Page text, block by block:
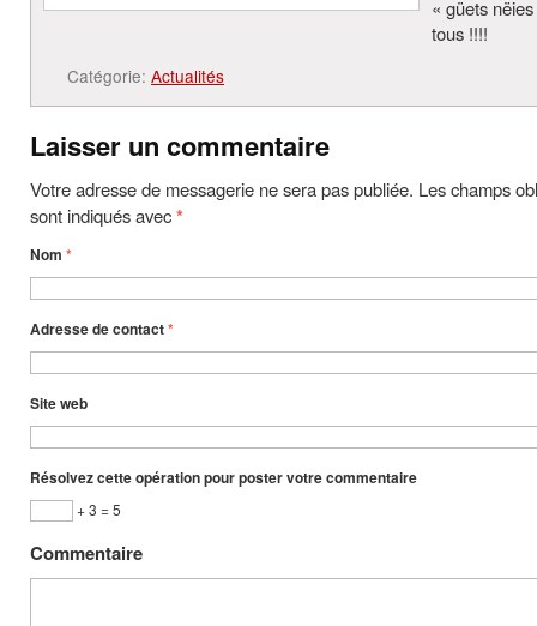
« güets
tous !!!!
Catégorie: Actualités
Laisser un commentaire
Votre adresse de messagerie ne sera pas publiée. Les champs
sont indiqués avec*
Nom *
Adresse de contact*
Site web
Résolvez cette opération pour poster votre commentaire
+ 3 = 5
Commentaire